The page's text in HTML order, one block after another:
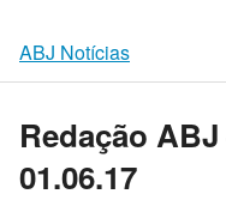
ABJ Notícias
Redação
01.06.17